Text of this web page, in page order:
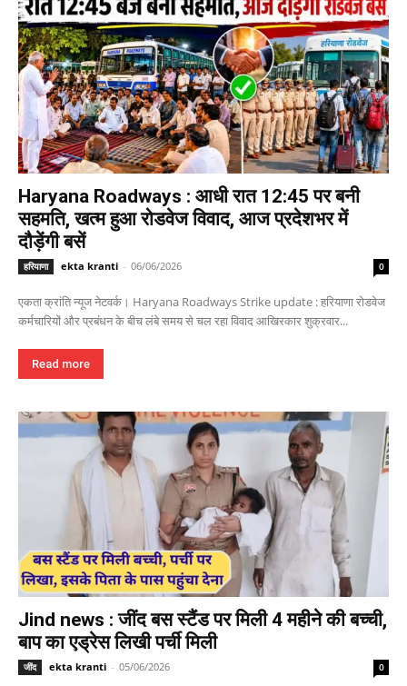
Haryana Roadways : आधी रात 12:45 पर बनी
सहमति, खत्म हुआ रोडवेज विवाद, आज प्रदेशभर में
दौड़ेंगी बसें
हरियाणा ekta kranti - 06/06/2026 0
एकता क्रांति न्यूज नेटवर्क। Haryana Roadways Strike update : हरियाणा रोडवेज
कर्मचारियों और प्रबंधन के बीच लंबे समय से चल रहा विवाद आखिरकार शुक्रवार...
Read more
Jind news : जींद बस स्टैंड पर मिली 4 महीने की बच्ची,
बाप का एड्रेस लिखी पर्ची मिली
जींद ekta kranti - 05/06/2026 0